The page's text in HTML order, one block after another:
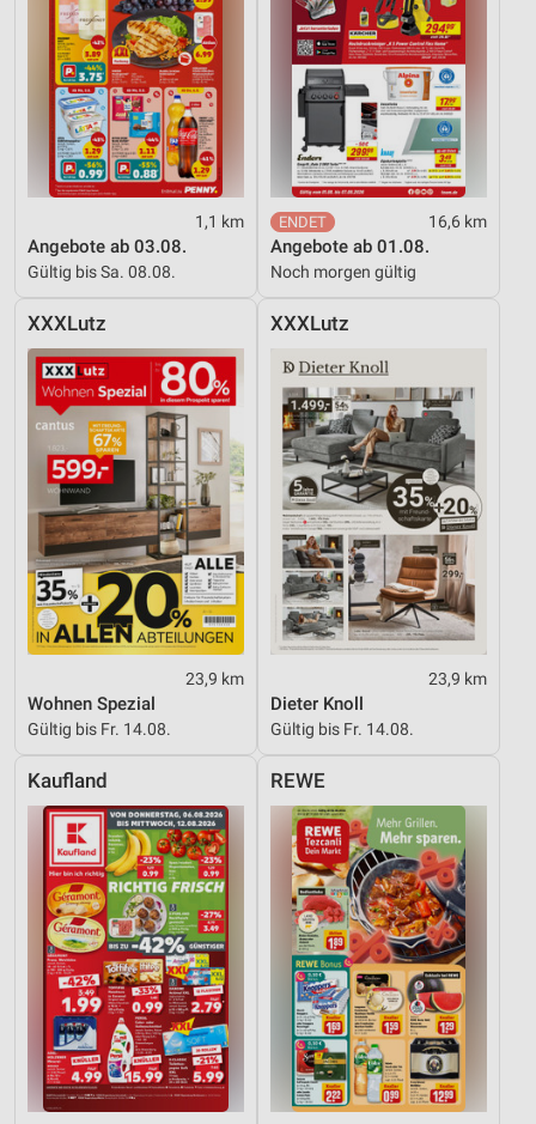
1,1 km
Angebote ab 03.08.
Gültig bis Sa. 08.08.
16,6 km
Angebote ab 01.08.
Noch morgen gültig
XXXLutz
23,9 km
Wohnen Spezial
Gültig bis Fr. 14.08.
XXXLutz
23,9 km
Dieter Knoll
Gültig bis Fr. 14.08.
Kaufland REWE